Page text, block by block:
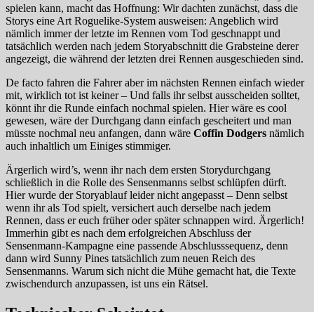
spielen kann, macht das Hoffnung: Wir dachten zunächst, dass die
Storys eine Art Roguelike-System ausweisen: Angeblich wird
nämlich immer der letzte im Rennen vom Tod geschnappt und
tatsächlich werden nach jedem Storyabschnitt die Grabsteine derer
angezeigt, die während der letzten drei Rennen ausgeschieden sind.
De facto fahren die Fahrer aber im nächsten Rennen einfach wieder
mit, wirklich tot ist keiner – Und falls ihr selbst ausscheiden solltet,
könnt ihr die Runde einfach nochmal spielen. Hier wäre es cool
gewesen, wäre der Durchgang dann einfach gescheitert und man
müsste nochmal neu anfangen, dann wäre Coffin Dodgers nämlich
auch inhaltlich um Einiges stimmiger.
Ärgerlich wird’s, wenn ihr nach dem ersten Storydurchgang
schließlich in die Rolle des Sensenmanns selbst schlüpfen dürft.
Hier wurde der Storyablauf leider nicht angepasst – Denn selbst
wenn ihr als Tod spielt, versichert auch derselbe nach jedem
Rennen, dass er euch früher oder später schnappen wird. Ärgerlich!
Immerhin gibt es nach dem erfolgreichen Abschluss der
Sensenmann-Kampagne eine passende Abschlusssequenz, denn
dann wird Sunny Pines tatsächlich zum neuen Reich des
Sensenmanns. Warum sich nicht die Mühe gemacht hat, die Texte
zwischendurch anzupassen, ist uns ein Rätsel.